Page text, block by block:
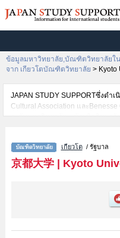
ข้อมูลมหาวิทยาลัย,บัณฑิตวิทยาลัยใ
จาก เกียวโตบัณฑิตวิทยาลัย > Kyoto
JAPAN STUDY SUPPORTซึ่งดำ
Cultural Association และ
ระดับมหาวิทยาลัย・บัณฑิตวิทยาลั
เช่นGraduate School of
LettersหรือEducationหรือLawหรือ
School of Medicineหรือ
Environmental Studiesหรือ
School of Asian and African Area
เกียวโต/ รัฐบาล
京都大学| Kyoto